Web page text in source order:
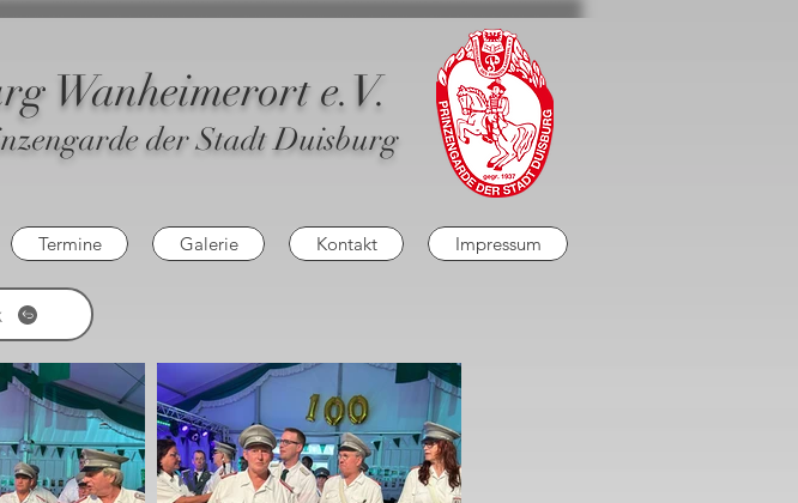
Wanheimerort e.V.
der Stadt Duisburg
Termine Galerie Kontakt Impressum